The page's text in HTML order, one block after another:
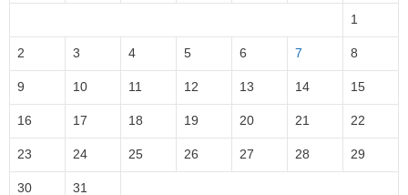
1
2 3 4 5 6 7 8
9 10 11 12 13 14 15
16 17 18 19 20 21 22
23 24 25 26 27 28 29
30 31